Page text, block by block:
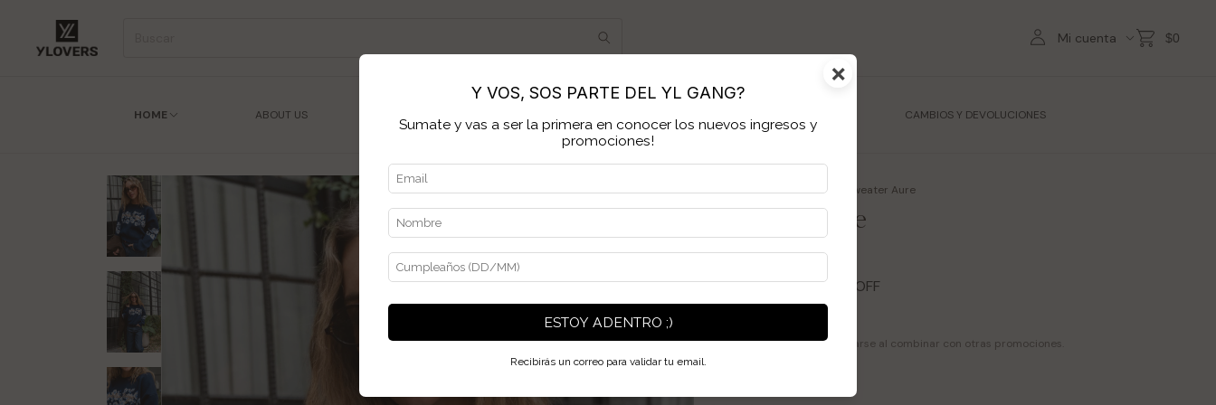
Mi cuenta $0
HOME ABOUT US CAMBIOS Y DEVOLUCIONES
Inicio>Productos.>Tejidos Sweater Aure
Sweater Aure
$159.500
$79.75050
% OFF
El descuento puede modificarse al combinar con otras promociones.
×
Y VOS, SOS PARTE DEL YL GANG?
Sumate y vas a ser la primera en conocer los nuevos ingresos y
promociones!
ESTOY ADENTRO ;)
Recibirás un correo para validar tu email.